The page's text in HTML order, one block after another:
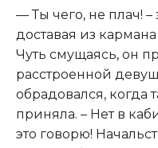
— Ты чего, не плач! –
доставая из
Чуть смущаясь, он
расстроенной
обрадовался, когда
приняла. – Нет в
это говорю!